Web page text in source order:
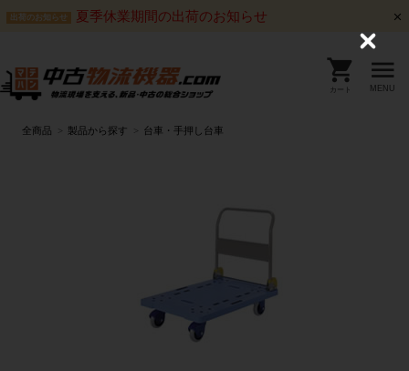
出荷のお知らせ 夏季休業期間の出荷のお知らせ
カート MENU
全商品 製品から探す 台車・手押し台車
C
o
s